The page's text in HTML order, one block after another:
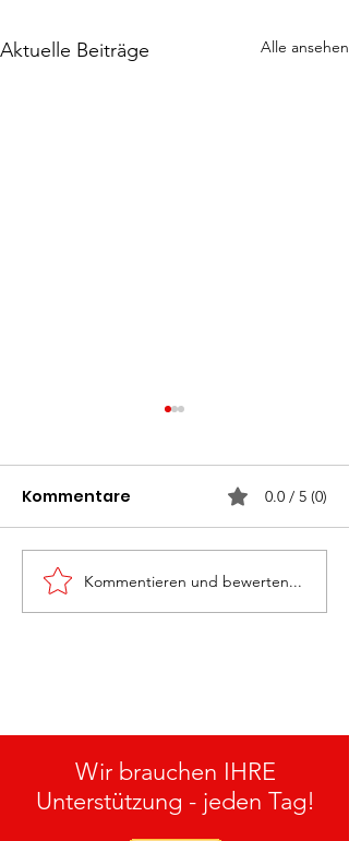
Aktuelle Beiträge Alle ansehen
Monatsübung
„Personenrettung“ am
Kommentare 0.0 / 5 (0)
Kommentieren und bewerten...
Wir brauchen IHRE
Unterstützung - jeden Tag!